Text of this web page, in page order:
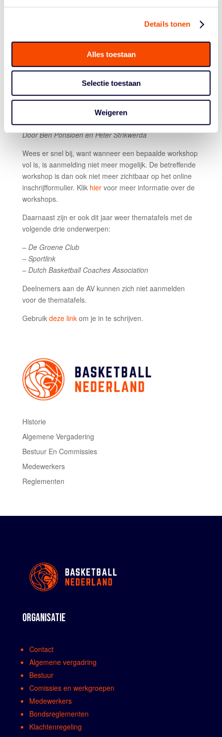
Details tonen
Alles toestaan
Selectie toestaan
Weigeren
Creëren van het voordeel in de aanval
Doelgroep:coaches
Door Marco van den Berg en Laki Lakner
Decision making & bijbehorende methodiek
coaches
Door Laki Lakner en Marco van den Berg
Differentieel leren in basketbaltraining
Doelgroep:coaches
Door Ben Ponsioen en Peter Strikwerda
Wees er snel bij, want wanneer een bepaalde workshop
vol is, is aanmelding niet meer mogelijk. De betreffende
workshop is dan ook niet meer zichtbaar op het online
inschrijfformulier. Klik hiervoor meer informatie over de
workshops.
Daarnaast zijn er ook dit jaar weer thematafels met de
volgende drie onderwerpen:
– De Groene Club
– Sportlink
– Dutch Basketball Coaches Association
Deelnemers aan de AV kunnen zich niet aanmelden
voor de thematafels.
Gebruik deze linkom je in te schrijven.
Historie
Algemene Vergadering
Bestuur En Commissies
Medewerkers
Reglementen
ORGANISATIE
Contact
Algemene vergadring
Bestuur
Comissies en werkgroepen
Medewerkers
Bondsreglementen
Klachtenregeling